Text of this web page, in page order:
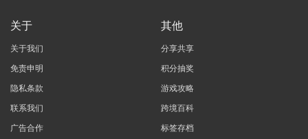
关于
关于我们
免责申明
隐私条款
联系我们
广告合作
其他
分享共享
积分抽奖
游戏攻略
跨境百科
标签存档